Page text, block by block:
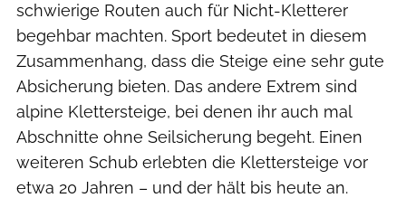
schwierige Routen auch für Nicht-Kletterer
begehbar machten. Sport bedeutet in diesem
Zusammenhang, dass die Steige eine sehr gute
Absicherung bieten. Das andere Extrem sind
alpine Klettersteige, bei denen ihr auch mal
Abschnitte ohne Seilsicherung begeht. Einen
weiteren Schub erlebten die Klettersteige vor
etwa 20 Jahren – und der hält bis heute an.